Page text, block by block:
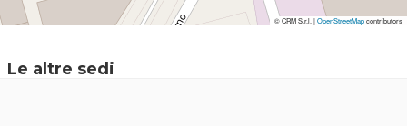
© CRM S.r.l. |OpenStreetMapcontributors
© CRM S.r.l. |OpenStreetMapcontributors
Le altre sedi